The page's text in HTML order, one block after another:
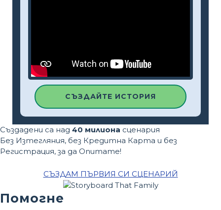
СЪЗДАЙТЕ ИСТОРИЯ
Създадени са над 40 милиона сценария
Без Изтегляния, без Кредитна Карта и без
Регистрация, за да Опитате!
СЪЗДАМ ПЪРВИЯ СИ СЦЕНАРИЙ
Помогне